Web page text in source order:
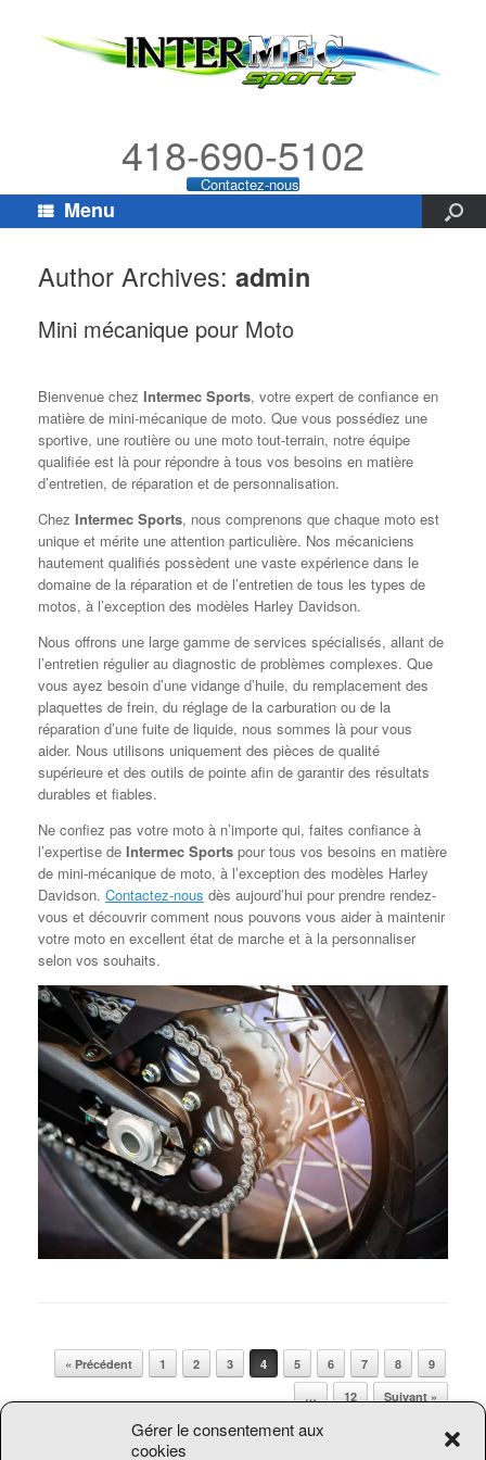
Gérer le consentement aux
cookies
418-690-5102
Contactez-nous
Menu
Author Archives: admin
Mini mécanique pour Moto
Bienvenue chez Intermec Sports, votre expert de confiance en
matière de mini-mécanique de moto. Que vous possédiez une
sportive, une routière ou une moto tout-terrain, notre équipe
qualifiée est là pour répondre à tous vos besoins en matière
d’entretien, de réparation et de personnalisation.
Chez Intermec Sports, nous comprenons que chaque moto est
unique et mérite une attention particulière. Nos mécaniciens
hautement qualifiés possèdent une vaste expérience dans le
domaine de la réparation et de l’entretien de tous les types de
motos, à l’exception des modèles Harley Davidson.
Nous offrons une large gamme de services spécialisés, allant de
l’entretien régulier au diagnostic de problèmes complexes. Que
vous ayez besoin d’une vidange d’huile, du remplacement des
plaquettes de frein, du réglage de la carburation ou de la
réparation d’une fuite de liquide, nous sommes là pour vous
aider. Nous utilisons uniquement des pièces de qualité
supérieure et des outils de pointe afin de garantir des résultats
durables et fiables.
Ne confiez pas votre moto à n’importe qui, faites confiance à
l’expertise de Intermec Sports pour tous vos besoins en matière
de mini-mécanique de moto, à l’exception des modèles Harley
Davidson. Contactez-nous dès aujourd’hui pour prendre rendez-
vous et découvrir comment nous pouvons vous aider à maintenir
votre moto en excellent état de marche et à la personnaliser
selon vos souhaits.
Post navigation
« Précédent 1 2 3 4 5 6 7 8
9
…
12 Suivant »